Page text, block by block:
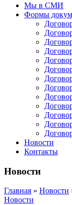
Мы в СМИ
Формы
Новости
Контакты
Новости
Главная » Новости
Новости